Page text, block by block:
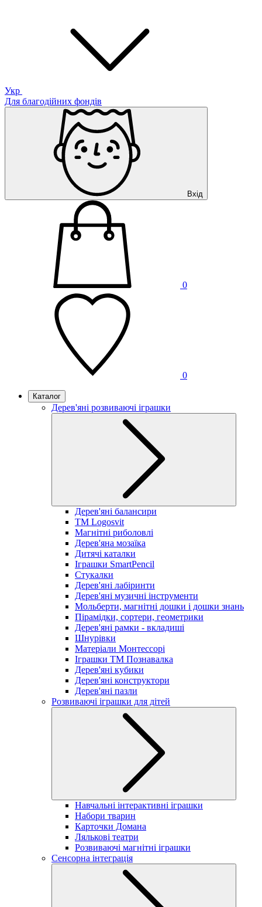
Укр
Для благодійних фондів
Вхід
0
0
Каталог
Дерев'яні розвиваючі іграшки
Дерев'яні балансири
TM Logosvit
Магнітні риболовлі
Дерев'яна мозаїка
Дитячі каталки
Іграшки SmartPencil
Стукалки
Дерев'яні лабіринти
Дерев'яні музичні інструменти
Мольберти, магнітні дошки і дошки знань
Пірамідки, сортери, геометрики
Дерев'яні рамки - вкладиші
Шнурівки
Матеріали Монтессорі
Іграшки ТМ Познавалка
Дерев'яні кубики
Дерев'яні конструктори
Дерев'яні пазли
Розвиваючі іграшки для дітей
Навчальні інтерактивні іграшки
Набори тварин
Карточки Домана
Лялькові театри
Розвиваючі магнітні іграшки
Сенсорна інтеграція